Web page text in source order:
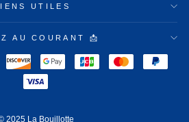
UTILES
AU COURANT 📩
2025 La Bouillotte